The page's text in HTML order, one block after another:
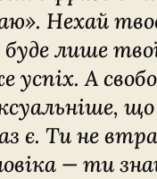
Нехай
лише
успіх. А
є. Ти не
— ти